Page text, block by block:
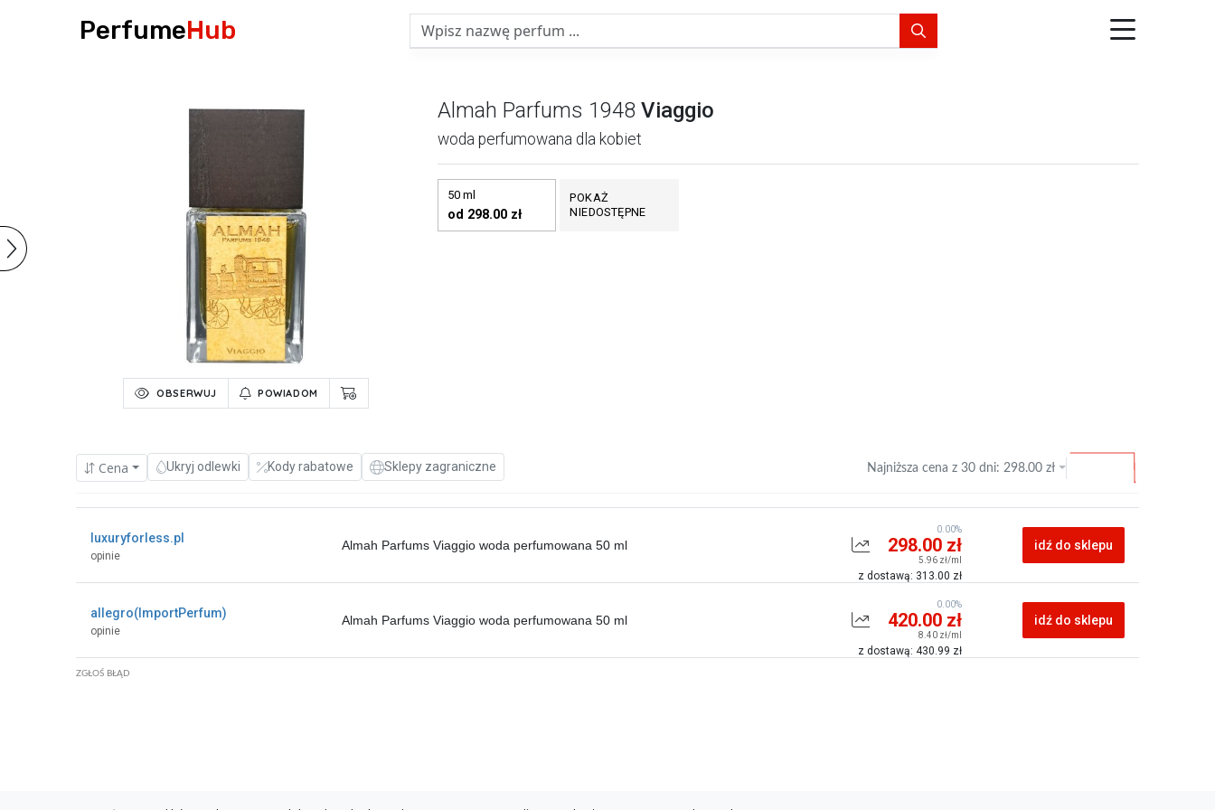
PerfumeHub
OBSERWUJ POWIADOM
Almah Parfums 1948 Viaggio
woda perfumowana dla kobiet
50 ml
od 298.00 zł
POKAŻ
NIEDOSTĘPNE
Cena Ukryj odlewki Kody rabatowe Sklepy zagraniczne Najniższa cena z 30 dni: 298.00 zł
luxuryforless.pl
opinie
Almah Parfums Viaggio woda perfumowana 50 ml 298.00 zł
5.96 zł/ml
z dostawą: 313.00 zł
0.00%
idź do sklepu
allegro(ImportPerfum)
opinie
Almah Parfums Viaggio woda perfumowana 50 ml 420.00 zł
8.40 zł/ml
z dostawą: 430.99 zł
0.00%
idź do sklepu
ZGŁOŚ BŁĄD